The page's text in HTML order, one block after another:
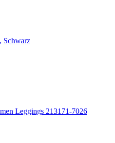
Schwarz
Leggings 213171-7026